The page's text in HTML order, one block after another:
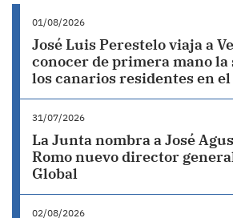
01/08/2026
José Luis Perestelo viaja a
conocer de primera mano
los canarios residentes en
31/07/2026
La Junta nombra a José
Romo nuevo director
Global
02/08/2026